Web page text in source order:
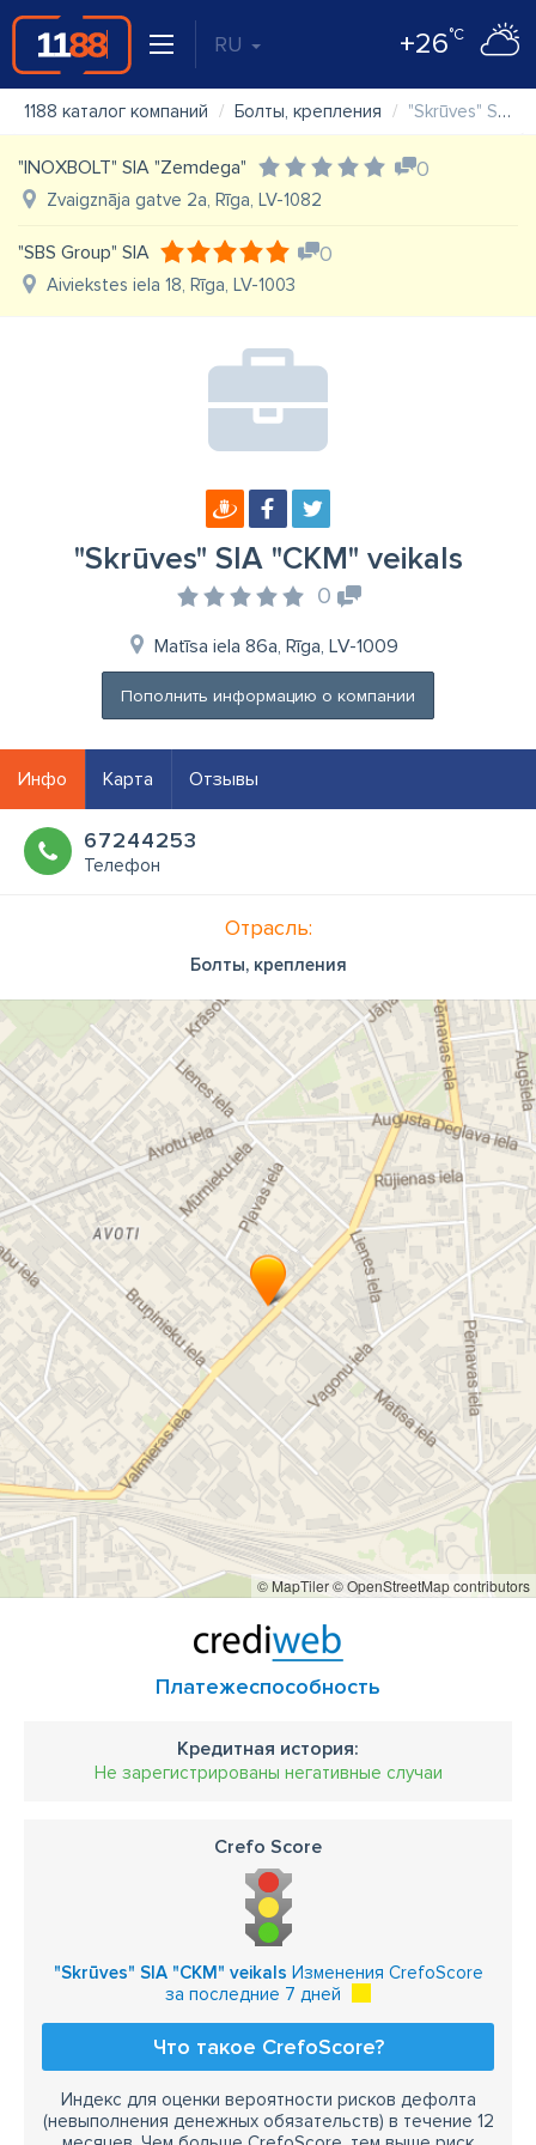
RU +26°C
1188 каталог компаний Болты, крепления "Skrūves" SIA "CKM" veikals
"INOXBOLT" SIA "Zemdega" 0
Zvaigznāja gatve 2a, Rīga, LV-1082
"SBS Group" SIA 0
Aiviekstes iela 18, Rīga, LV-1003
"Skrūves" SIA "CKM" veikals
0
Matīsa iela 86a, Rīga, LV-1009
Пополнить информацию о компании
Инфо Карта Отзывы
67244253
Телефон
Отрасль:
Болты, крепления
© MapTiler© OpenStreetMap contributors
Платежеспособность
Кредитная история:
Не зарегистрированы негативные случаи
Crefo Score
"Skrūves" SIA "CKM" veikals Изменения CrefoScore
за последние 7 дней
Что такое CrefoScore?
Индекс для оценки вероятности рисков дефолта
(невыполнения денежных обязательств) в течение 12